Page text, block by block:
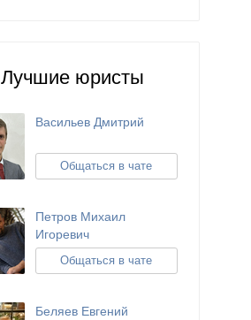
Лучшие юристы
Васильев Дмитрий
Общаться в чате
Петров Михаил
Игоревич
Общаться в чате
Беляев Евгений